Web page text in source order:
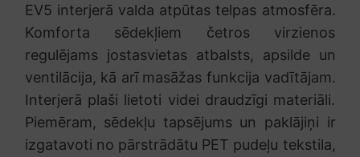
EV5 interjerā valda atpūtas telpas atmosfēra.
Komforta sēdekļiem četros virzienos
regulējams jostasvietas atbalsts, apsilde un
ventilācija, kā arī masāžas funkcija vadītājam.
Interjerā plaši lietoti videi draudzīgi materiāli.
Piemēram, sēdekļu tapsējums un paklājiņi ir
izgatavoti no pārstrādātu PET pudeļu tekstila,